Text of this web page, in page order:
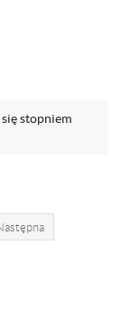
stopniem